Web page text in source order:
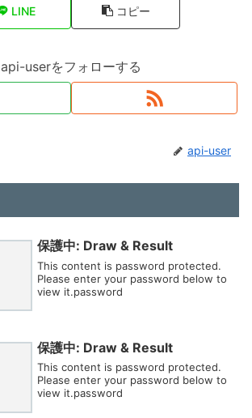
LINE コピー
api-userをフォローする
api-user
保護中: Draw & Result
This content is password protected.
Please enter your password below to
view it.password
保護中: Draw & Result
This content is password protected.
Please enter your password below to
view it.password